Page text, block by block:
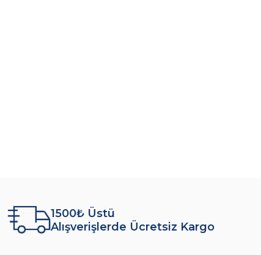
1500₺ Üstü
Alışverişlerde Ücretsiz Kargo